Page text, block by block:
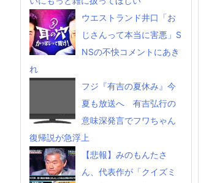
ウエストランド井口「お
じさんって本当に害悪」S
NSの不快コメントにあき
れ
フジ『有吉の夏休み』今
夏も放送へ 有吉弘行の
意味深発言でフワちゃん
復帰説が急浮上
【悲報】みのもんたさ
ん、代表作が「クイズミ